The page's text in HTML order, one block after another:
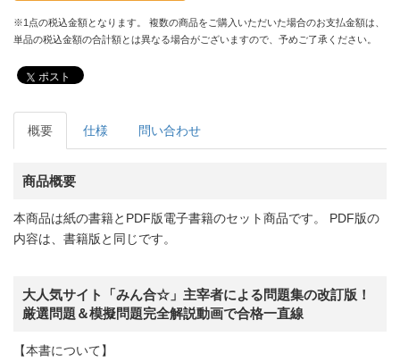
※1点の税込金額となります。 複数の商品をご購入いただいた場合のお支払金額は、
単品の税込金額の合計額とは異なる場合がございますので、予めご了承ください。
ポスト
概要 仕様 問い合わせ
商品概要
本商品は紙の書籍とPDF版電子書籍のセット商品です。 PDF版の
内容は、書籍版と同じです。
大人気サイト「みん合☆」主宰者による問題集の改訂版！
厳選問題＆模擬問題完全解説動画で合格一直線
【本書について】